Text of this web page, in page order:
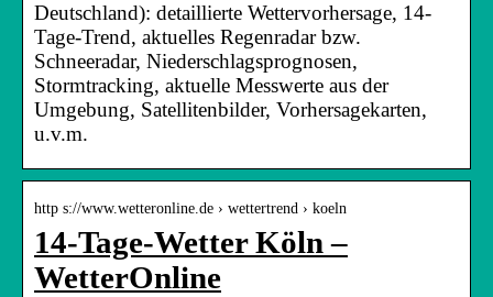
Deutschland): detaillierte Wettervorhersage, 14-
Tage-Trend, aktuelles Regenradar bzw.
Schneeradar, Niederschlagsprognosen,
Stormtracking, aktuelle Messwerte aus der
Umgebung, Satellitenbilder, Vorhersagekarten,
u.v.m.
http s://www.wetteronline.de › wettertrend › koeln
14-Tage-Wetter Köln –
WetterOnline